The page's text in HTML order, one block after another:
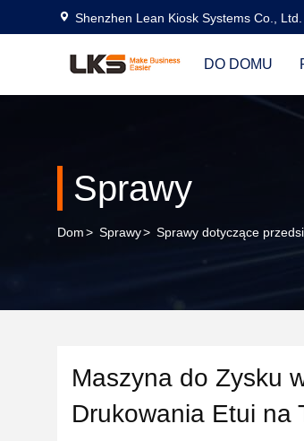
Shenzhen Lean Kiosk Systems Co., Ltd.
DO DOMU
Sprawy
Dom> Sprawy> Sprawy dotyczące
Maszyna do Zysku
Drukowania Etui na